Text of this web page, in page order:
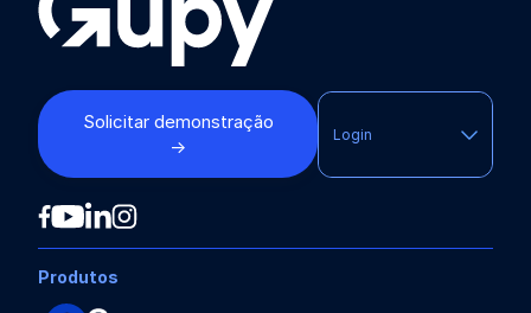
Solicitar demonstração
→
Login
Produtos